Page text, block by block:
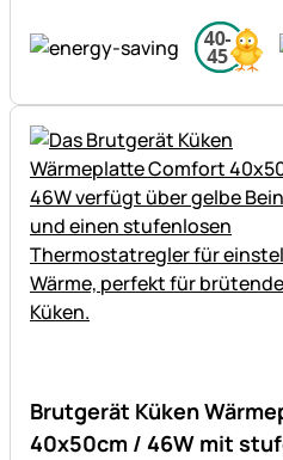
Brutgerät Küken
40x50cm / 46W mit